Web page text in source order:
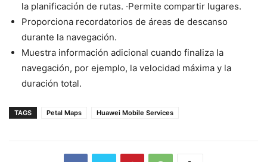
la planificación de rutas. ·Permite compartir lugares.
Proporciona recordatorios de áreas de descanso
durante la navegación.
Muestra información adicional cuando finaliza la
navegación, por ejemplo, la velocidad máxima y la
duración total.
TAGS Petal Maps Huawei Mobile Services